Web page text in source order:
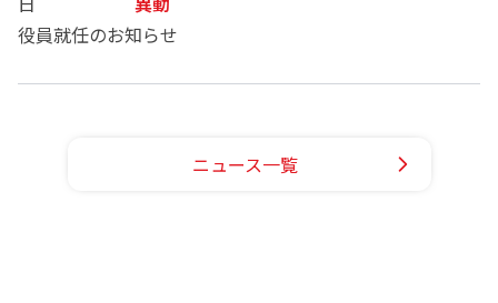
役員就任のお知らせ
ニュース一覧